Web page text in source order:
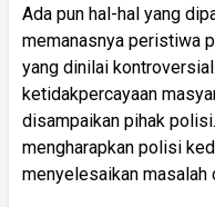
Ada pun hal-hal yang
memanasnya peristiwa
yang dinilai
ketidakpercayaan
disampaikan pihak
mengharapkan polisi
menyelesaikan masalah